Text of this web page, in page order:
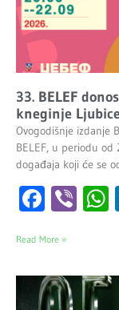
33. BELEF
kneginje
Ovogodišnje izdanje
BELEF, u periodu
događaja koji će se
Read More »